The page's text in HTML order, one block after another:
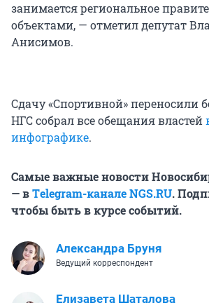
занимается региональное
объектами, — отметил депутат
Анисимов.
Сдачу «Спортивной» переносили
НГС собрал все обещания властей
инфографике.
Самые важные новости
— вТelegram-канале NGS.RU.
чтобы быть в курсе событий.
Александра Бруня
Ведущий корреспондент
Елизавета Шаталова